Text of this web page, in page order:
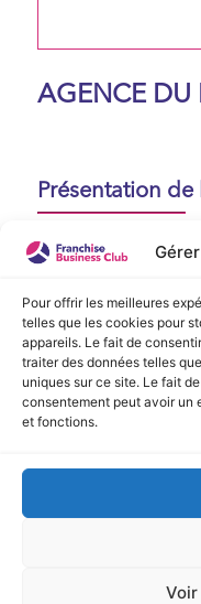
Pour offrir les meilleures
telles que les cookies pour
appareils. Le fait de
traiter des données telles
uniques sur ce site. Le fait
consentement peut avoir un
et fonctions.
AGENCE DU
Présentation
Aucune
actuellement !
Vidéo de
Aucune vidéo